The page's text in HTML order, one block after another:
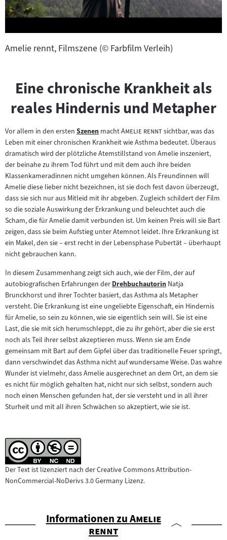
Amelie rennt, Filmszene (© Farbfilm Verleih)
Eine chronische Krankheit als
reales Hindernis und Metapher
Vor allem in den ersten Zum
Inhalt:
Szenen macht"
Amelie rennt"sichtbar, was das
Leben mit einer chronischen Krankheit wie Asthma bedeutet. Überaus
dramatisch wird der plötzliche Atemstillstand von Amelie inszeniert,
der beinahe zu ihrem Tod führt und mit dem auch ihre beiden
Klassenkameradinnen nicht umgehen können. Als Freundinnen will
Amelie diese lieber nicht bezeichnen, ist sie doch fest davon überzeugt,
dass sie sich nur aus Mitleid mit ihr abgeben. Zugleich schildert der Film
so die soziale Auswirkung der Erkrankung und beleuchtet auch die
Scham, die für Amelie damit verbunden ist. Um keinen Preis will sie Bart
zeigen, dass sie beim Aufstieg unter Atemnot leidet. Ihre Erkrankung ist
ein Makel, den sie – erst recht in der Lebensphase Pubertät – überhaupt
nicht gebrauchen kann.
In diesem Zusammenhang zeigt sich auch, wie der Film, der auf
autobiografischen Erfahrungen derZum
Inhalt:
Drehbuchautorin Natja
Brunckhorst und ihrer Tochter basiert, das Asthma als Metapher
versteht. Die Erkrankung ist eine ungeliebte Eigenschaft, ein Hindernis
für Amelie, so sein zu können, wie sie eigentlich sein will. Sie ist eine
Last, die sie mit sich herumschleppt, die zu ihr gehört, aber die sie erst
noch als Teil ihrer selbst akzeptieren muss. Wenn sie am Ende
gemeinsam mit Bart auf dem Gipfel über das traditionelle Feuer springt,
dann verschwindet das Asthma nicht auf wundersame Weise. Das wahre
Wunder ist vielmehr, dass Amelie ausgerechnet an dem Ort, an dem sie
es nicht für möglich gehalten hat, nicht nur sich selbst, sondern auch
noch einen Menschen gefunden hat, der sie versteht und in all ihrer
Sturheit und mit all ihren Schwächen so akzeptiert, wie sie ist.
Der Text ist lizenziert nach der Creative Commons Attribution-
NonCommercial-NoDerivs 3.0 Germany Lizenz.
Informationen zu"
Amelie
rennt"